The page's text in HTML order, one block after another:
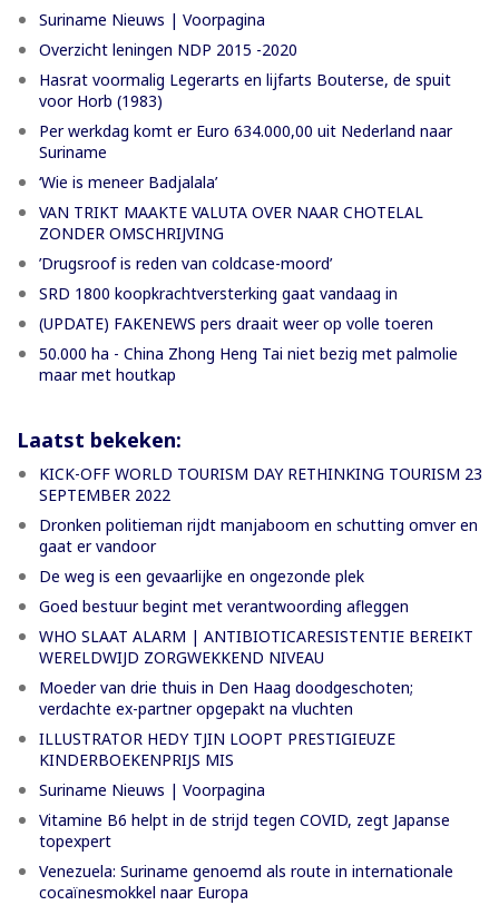
Suriname Nieuws | Voorpagina
Overzicht leningen NDP 2015 -2020
Hasrat voormalig Legerarts en lijfarts Bouterse, de spuit
voor Horb (1983)
Per werkdag komt er Euro 634.000,00 uit Nederland naar
Suriname
‘Wie is meneer Badjalala’
VAN TRIKT MAAKTE VALUTA OVER NAAR CHOTELAL
ZONDER OMSCHRIJVING
’Drugsroof is reden van coldcase-moord’
SRD 1800 koopkrachtversterking gaat vandaag in
(UPDATE) FAKENEWS pers draait weer op volle toeren
50.000 ha - China Zhong Heng Tai niet bezig met palmolie
maar met houtkap
Laatst bekeken:
KICK-OFF WORLD TOURISM DAY RETHINKING TOURISM 23
SEPTEMBER 2022
Dronken politieman rijdt manjaboom en schutting omver en
gaat er vandoor
De weg is een gevaarlijke en ongezonde plek
Goed bestuur begint met verantwoording afleggen
WHO SLAAT ALARM | ANTIBIOTICARESISTENTIE BEREIKT
WERELDWIJD ZORGWEKKEND NIVEAU
Moeder van drie thuis in Den Haag doodgeschoten;
verdachte ex-partner opgepakt na vluchten
ILLUSTRATOR HEDY TJIN LOOPT PRESTIGIEUZE
KINDERBOEKENPRIJS MIS
Suriname Nieuws | Voorpagina
Vitamine B6 helpt in de strijd tegen COVID, zegt Japanse
topexpert
Venezuela: Suriname genoemd als route in internationale
cocaïnesmokkel naar Europa